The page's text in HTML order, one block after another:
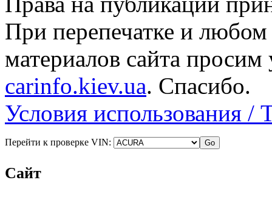
При перепечатке и
материалов сайта просим
carinfo.kiev.ua. Спасибо.
Условия использования /
Перейти к проверке VIN:
Сайт